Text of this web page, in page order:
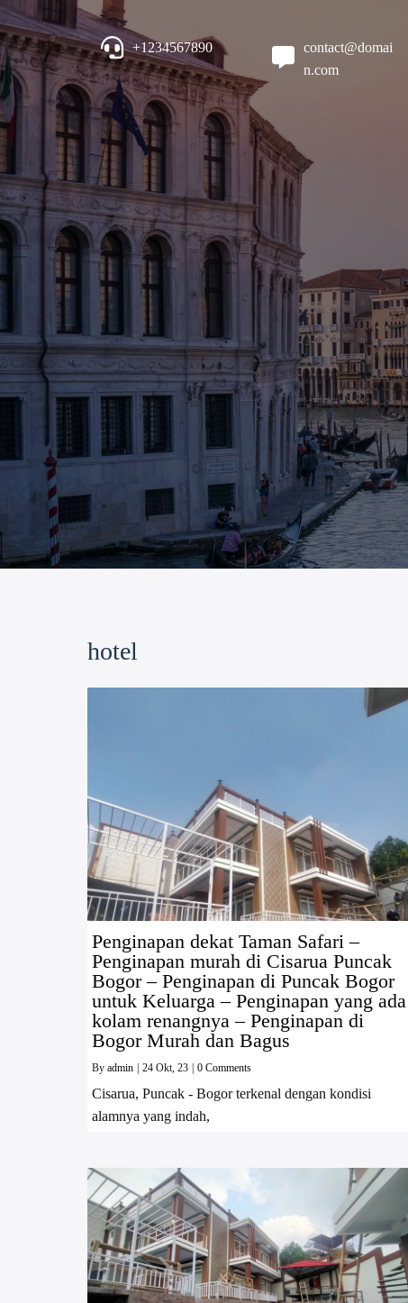
+1234567890
contact@domai
n.com
hotel
Penginapan dekat Taman Safari –
Penginapan murah di Cisarua Puncak
Bogor – Penginapan di Puncak Bogor
untuk Keluarga – Penginapan yang ada
kolam renangnya – Penginapan di
Bogor Murah dan Bagus
By admin 24 Okt, 23 0 Comments
Cisarua, Puncak - Bogor terkenal dengan kondisi
alamnya yang indah,